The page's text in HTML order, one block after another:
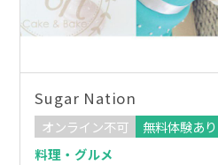
Sugar Nation
オンライン不可
無料体験あり
料理・グルメ